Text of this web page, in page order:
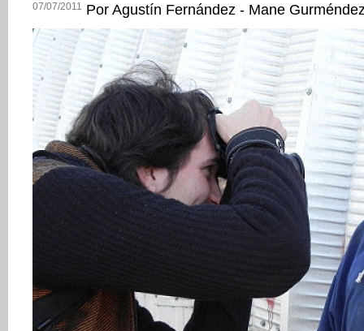
07/07/2011 Por Agustín Fernández - Mane